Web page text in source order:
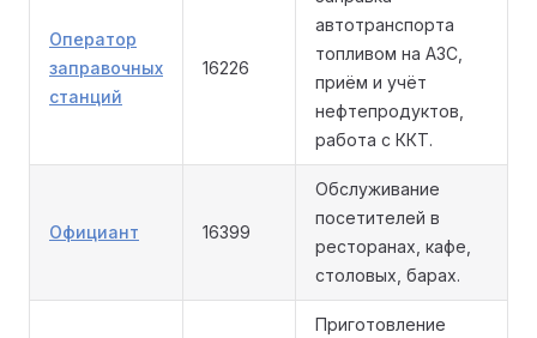
Оператор
заправочных
станций
16226
автотранспорта
топливом на АЗС,
приём и учёт
нефтепродуктов,
работа с ККТ.
Официант 16399
Обслуживание
посетителей в
ресторанах, кафе,
столовых, барах.
Приготовление